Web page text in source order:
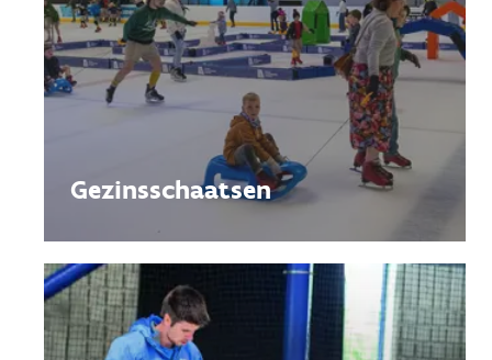
Gezinsschaatsen